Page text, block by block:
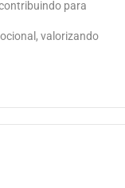
para
valorizando